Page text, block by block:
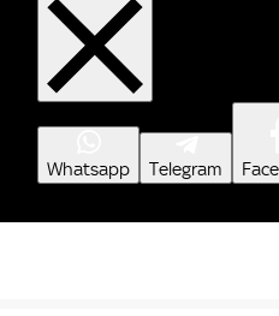
Whatsapp Telegram